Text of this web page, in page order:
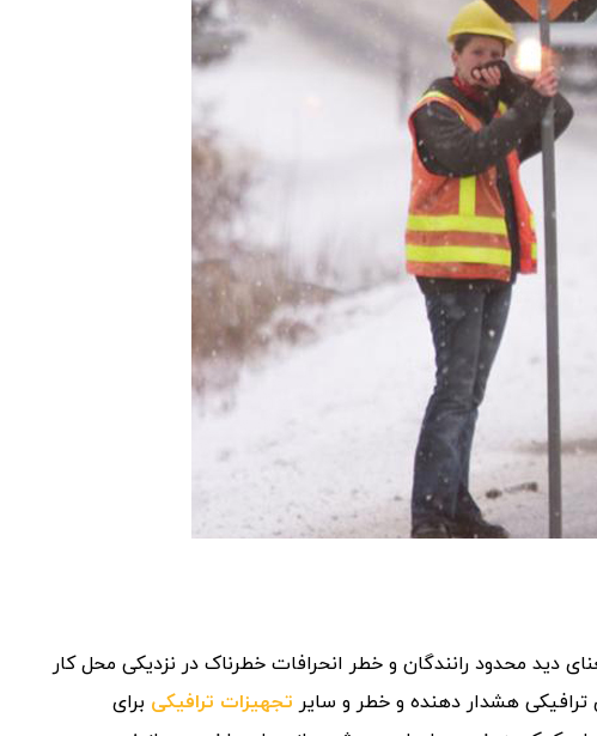
دید محدود رانندگان و خطر انحرافات خطرناک در نزدیکی محل کار
ترافیکی هشدار دهنده و خطر و سایر تجهیزات ترافیکی برای